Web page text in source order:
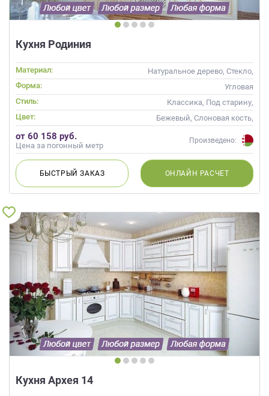
Кухня Родиния
Материал:
Натуральное дерево, Стекло,
Массив, С патиной
Форма:
Угловая
Стиль:
Классика, Под старину,
Прованс
Цвет:
Бежевый, Слоновая кость,
Кремовый, Капучино
от 60 158 руб.
Цена за погонный метр
Произведено:
БЫСТРЫЙЗАКАЗ ОНЛАЙН РАСЧЕТ
Кухня Архея 14